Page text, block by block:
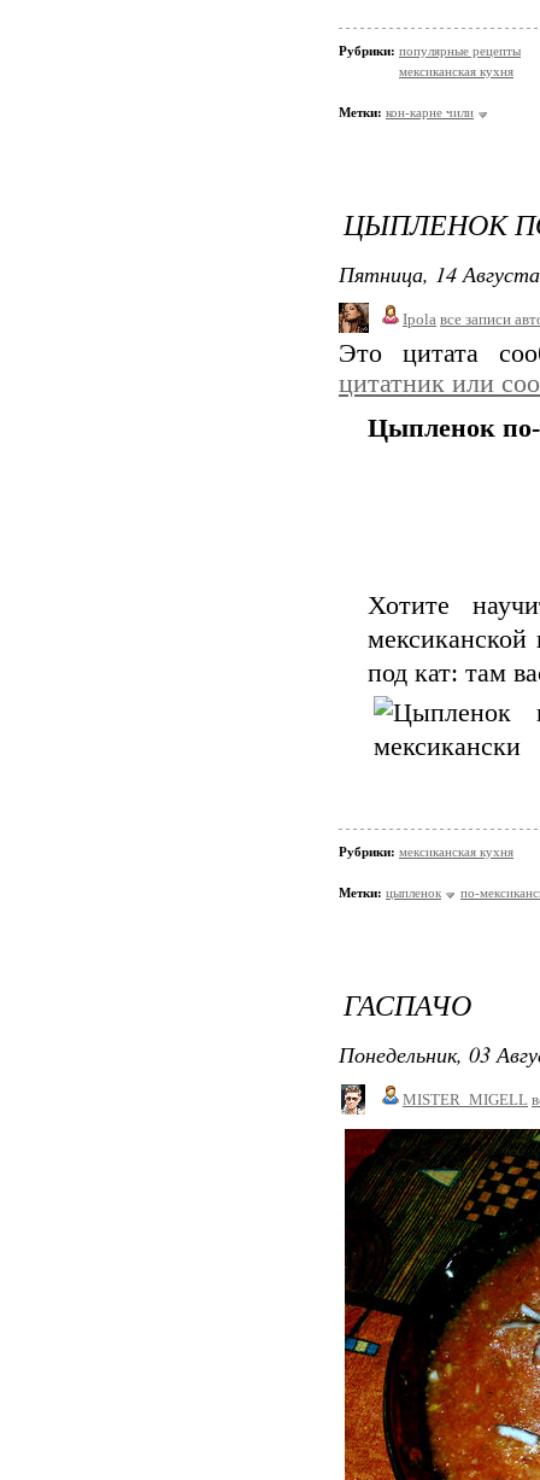
Рубрики: популярные рецепты
мексиканская кухня
Метки: кон-карне чили
ЦЫПЛЕНОК
Пятница, 14
Ipola все записи
Это цитата
цитатник или
Цыпленок
Хотите
мексиканской
под кат: там
Рубрики: мексиканская кухня
Метки: цыпленок по-
ГАСПАЧО
Понедельник, 03
MISTER_MIGELL